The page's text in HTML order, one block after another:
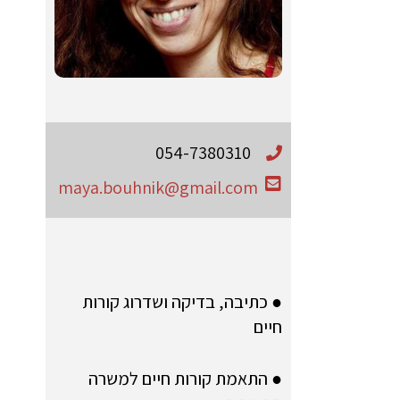
054-7380310
maya.bouhnik@gmail.com
● כתיבה, בדיקה ושדרוג קורות
חיים
● התאמת קורות חיים למשרה